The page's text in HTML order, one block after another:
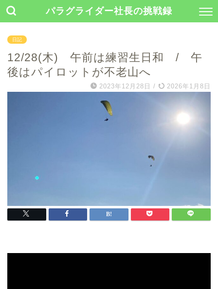
パラグライダー社長の挑戦録
日記
12/28(木) 午前は練習生日和 / 午
後はパイロットが不老山へ
2023年12月28日 / 2026年1月8日